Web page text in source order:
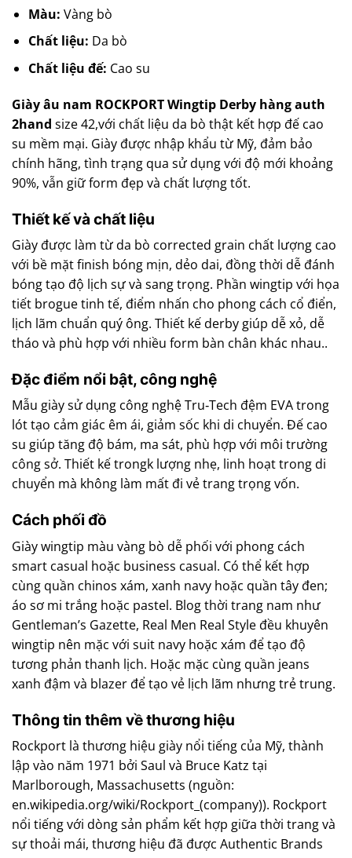
Màu: Vàng bò
Chất liệu: Da bò
Chất liệu đế: Cao su
Giày âu nam ROCKPORT Wingtip Derby hàng auth
2hand size 42,với chất liệu da bò thật kết hợp đế cao
su mềm mại. Giày được nhập khẩu từ Mỹ, đảm bảo
chính hãng, tình trạng qua sử dụng với độ mới khoảng
90%, vẫn giữ form đẹp và chất lượng tốt.
Thiết kế và chất liệu
Giày được làm từ da bò corrected grain chất lượng cao
với bề mặt finish bóng mịn, dẻo dai, đồng thời dễ đánh
bóng tạo độ lịch sự và sang trọng. Phần wingtip với họa
tiết brogue tinh tế, điểm nhấn cho phong cách cổ điển,
lịch lãm chuẩn quý ông. Thiết kế derby giúp dễ xỏ, dễ
tháo và phù hợp với nhiều form bàn chân khác nhau..
Đặc điểm nổi bật, công nghệ
Mẫu giày sử dụng công nghệ Tru‑Tech đệm EVA trong
lót tạo cảm giác êm ái, giảm sốc khi di chuyển. Đế cao
su giúp tăng độ bám, ma sát, phù hợp với môi trường
công sở. Thiết kế trongk lượng nhẹ, linh hoạt trong di
chuyển mà không làm mất đi vẻ trang trọng vốn.
Cách phối đồ
Giày wingtip màu vàng bò dễ phối với phong cách
smart casual hoặc business casual. Có thể kết hợp
cùng quần chinos xám, xanh navy hoặc quần tây đen;
áo sơ mi trắng hoặc pastel. Blog thời trang nam như
Gentleman’s Gazette, Real Men Real Style đều khuyên
wingtip nên mặc với suit navy hoặc xám để tạo độ
tương phản thanh lịch. Hoặc mặc cùng quần jeans
xanh đậm và blazer để tạo vẻ lịch lãm nhưng trẻ trung.
Thông tin thêm về thương hiệu
Rockport là thương hiệu giày nổi tiếng của Mỹ, thành
lập vào năm 1971 bởi Saul và Bruce Katz tại
Marlborough, Massachusetts (nguồn:
en.wikipedia.org/wiki/Rockport_(company)). Rockport
nổi tiếng với dòng sản phẩm kết hợp giữa thời trang và
sự thoải mái, thương hiệu đã được Authentic Brands